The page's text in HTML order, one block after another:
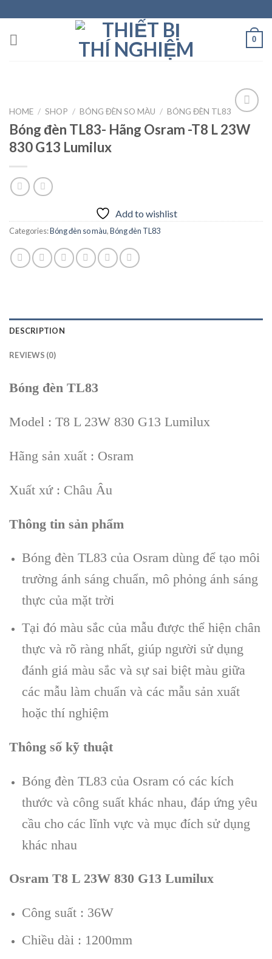
to
content
0
HOME / SHOP / BÓNG ĐÈN SO MÀU / BÓNG ĐÈN TL83
Bóng đèn TL83- Hãng Osram -T8 L 23W
830 G13 Lumilux
Add to wishlist
Categories:Bóng đèn so màu,Bóng đèn TL83
DESCRIPTION
REVIEWS (0)
Bóng đèn TL83
Model : T8 L 23W 830 G13 Lumilux
Hãng sản xuất : Osram
Xuất xứ : Châu Âu
Thông tin sản phẩm
Bóng đèn TL83 của Osram dùng để tạo môi
trường ánh sáng chuẩn, mô phỏng ánh sáng
thực của mặt trời
Tại đó màu sắc của mẫu được thể hiện chân
thực và rõ ràng nhất, giúp người sử dụng
đánh giá màu sắc và sự sai biệt màu giữa
các mẫu làm chuẩn và các mẫu sản xuất
hoặc thí nghiệm
Thông số kỹ thuật
Bóng đèn TL83 của Osram có các kích
thước và công suất khác nhau, đáp ứng yêu
cầu cho các lĩnh vực và mục đích sử dụng
khác nhau
Osram T8 L 23W 830 G13 Lumilux
Công suất : 36W
Chiều dài : 1200mm